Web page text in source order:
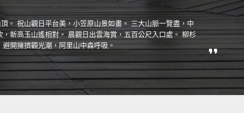
。 祝山觀日平台美，小笠原山景如畫。 三大山脈一覽盡，中
新高玉山遙相對。 晨觀日出雲海賞，五百公尺入口處。 柳杉
開擁擠觀光潮，阿里山中森呼吸。